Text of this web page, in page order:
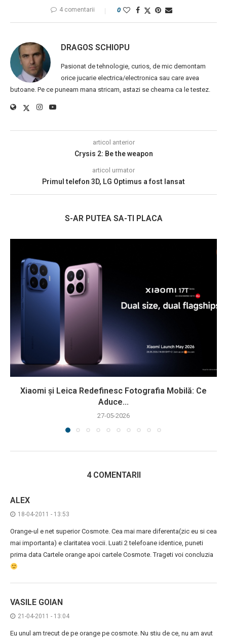
4 comentarii 0
DRAGOS SCHIOPU
Pasionat de tehnologie, curios, de mic demontam
orice jucarie electrica/electronica sau care avea
butoane. Pe ce puneam mana stricam, astazi se cheama ca le testez.
articol anterior
Crysis 2: Be the weapon
articol urmator
Primul telefon 3D, LG Optimus a fost lansat
S-AR PUTEA SA-TI PLACA
Xiaomi și Leica Redefinesc Fotografia Mobilă: Ce
Aduce...
27-05-2026
4 COMENTARII
ALEX
18-04-2011 - 13:53
Orange-ul e net superior Cosmote. Cea mai mare diferenta(zic eu si cea
mai importanta) e claritatea vocii. Luati 2 telefoane identice, puneti
prima data Cartele orange apoi cartele Cosmote. Trageti voi concluzia
VASILE GOIAN
21-04-2011 - 13:04
Eu unul am trecut de pe orange pe cosmote. Nu stiu de ce, nu am avut